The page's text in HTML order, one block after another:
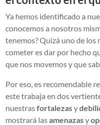
Ya hemos identificado a
conocemos a nosotros
tenemos? Quizá uno de
cometer es dar por hecho
que nos movemos y que
Por eso, es recomendable
este trabaja en dos
nuestrasfortalezasy
mostrará lasamenazasy